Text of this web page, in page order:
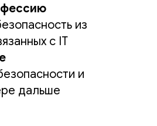
из
с IT
и
дальше